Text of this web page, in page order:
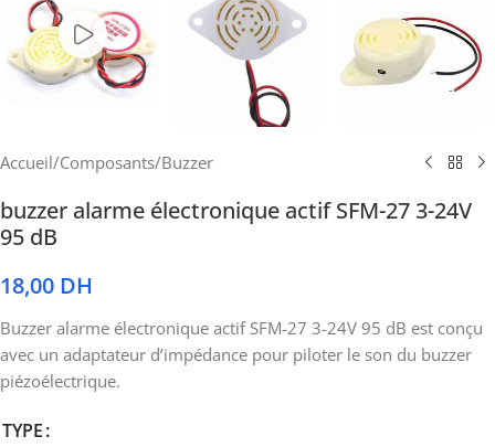
Accueil/Composants/Buzzer
buzzer alarme électronique actif SFM-27 3-24V
95 dB
18,00 DH
Buzzer alarme électronique actif SFM-27 3-24V 95 dB est conçu
avec un adaptateur d’impédance pour piloter le son du buzzer
piézoélectrique.
TYPE